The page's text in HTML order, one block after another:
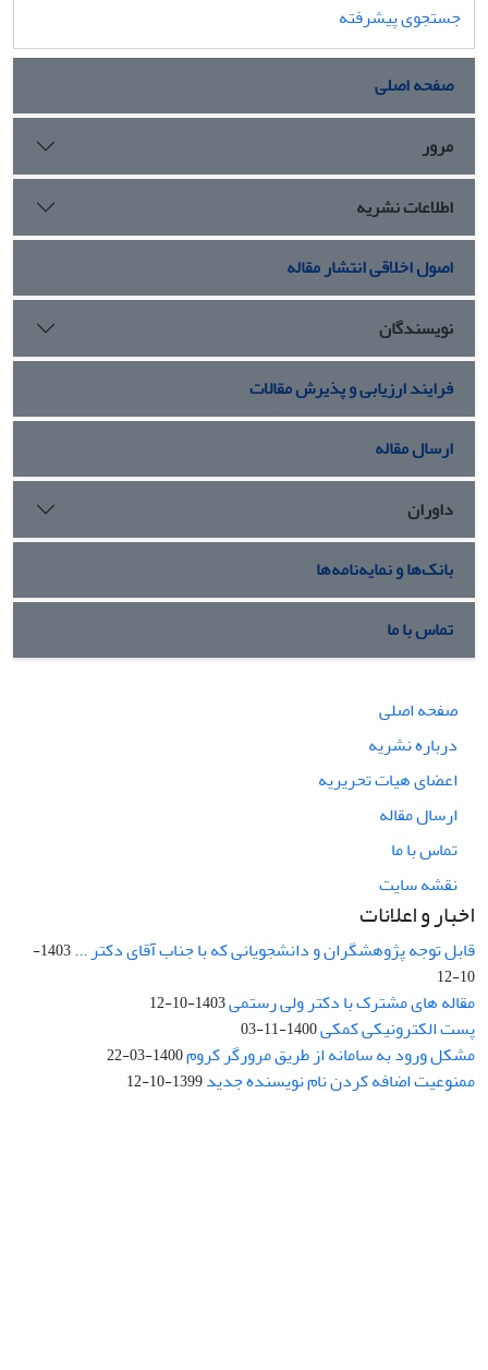
جستجوی پیشرفته
صفحه اصلی
مرور
اطلاعات نشریه
اصول اخلاقی انتشار مقاله
نویسندگان
فرایند ارزیابی و پذیرش مقالات
ارسال مقاله
داوران
بانک‌ها و نمایه‌نامه‌ها
تماس با ما
صفحه اصلی
درباره نشریه
اعضای هیات تحریریه
ارسال مقاله
تماس با ما
نقشه سایت
اخبار و اعلانات
قابل توجه پژوهشگران و دانشجویانی که با جناب آقای دکتر ...
1403-
10-12
مقاله های مشترک با دکتر ولی رستمی1403-10-12
پست الکترونیکی کمکی1400-11-03
مشکل ورود به سامانه از طریق مرورگر کروم1400-03-22
ممنوعیت اضافه کردن نام نویسنده جدید1399-10-12